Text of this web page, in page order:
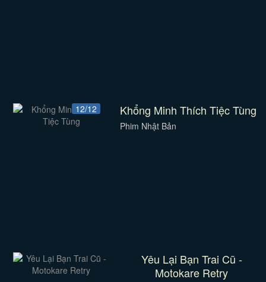
12/12 Khổng Minh Thích Tiệc Tùng
Phim Nhật Bản
Yêu Lại Bạn Trai Cũ -
Motokare Retry